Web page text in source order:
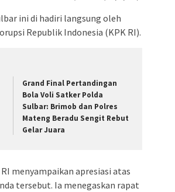
ini di hadiri langsung oleh
Republik Indonesia (KPK RI).
Grand Final Pertandingan
Bola Voli Satker Polda
Sulbar: Brimob dan Polres
Mateng Beradu Sengit Rebut
Gelar Juara
menyampaikan apresiasi atas
tersebut. Ia menegaskan rapat